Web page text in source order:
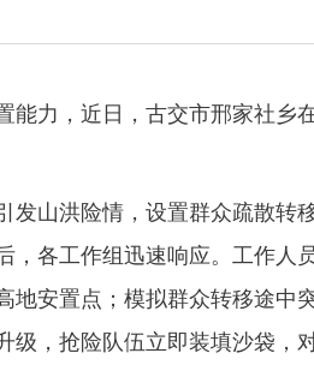
力，近日，古交市邢家社乡
山洪险情，设置群众疏散转
，各工作组迅速响应。工作人
地安置点；模拟群众转移途中
级，抢险队伍立即装填沙袋，